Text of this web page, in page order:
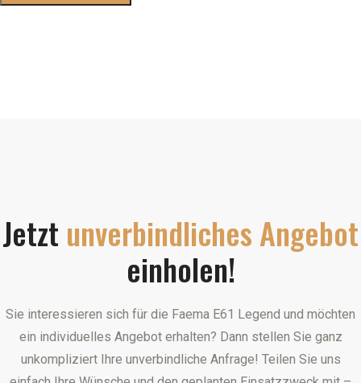
Jetzt unverbindliches Angebot
einholen!
Sie interessieren sich für die Faema E61 Legend und möchten
ein individuelles Angebot erhalten? Dann stellen Sie ganz
unkompliziert Ihre unverbindliche Anfrage! Teilen Sie uns